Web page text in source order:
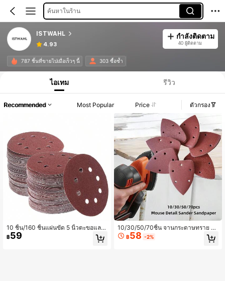
ค้นหาในร้าน
ISTWAHL
4.93
กำลังติดตาม
40 ผู้ติดตาม
787 ชิ้นที่ขายไปเมื่อเร็วๆ นี้ 303 ซื้อซ้ำ
ไอเทม รีวิว
Recommended Most Popular Price ตัวกรอง
10 ชิ้น/160 ชิ้นแผ่นขัด 5 นิ้วตะขอและ
ห่วงแผ่นรองกระดาษทรายแผ่นกระดาษ
ทราย 8 หลุมแผ่นขัดสีแดงที่มีปลายข้าว
฿59
10/30/50/70ชิ้น จานกระดาษทราย รูป
หนูรูขนาด 5 หลุม ขนาด 140มม. - เกร
ด 40/60/80/100/120/180 & 240 สำ
฿58 -2%